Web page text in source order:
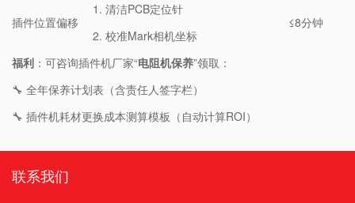
插件位置偏移
1. 清洁PCB定位针
2. 校准Mark相机坐标
≤8分钟
​福利​ ​：可咨询插件机厂家“​​电阻机保养​​”领取：
🔧 全年保养计划表（含责任人签字栏）
🔧 插件机耗材更换成本测算模板（自动计算ROI）
联系我们